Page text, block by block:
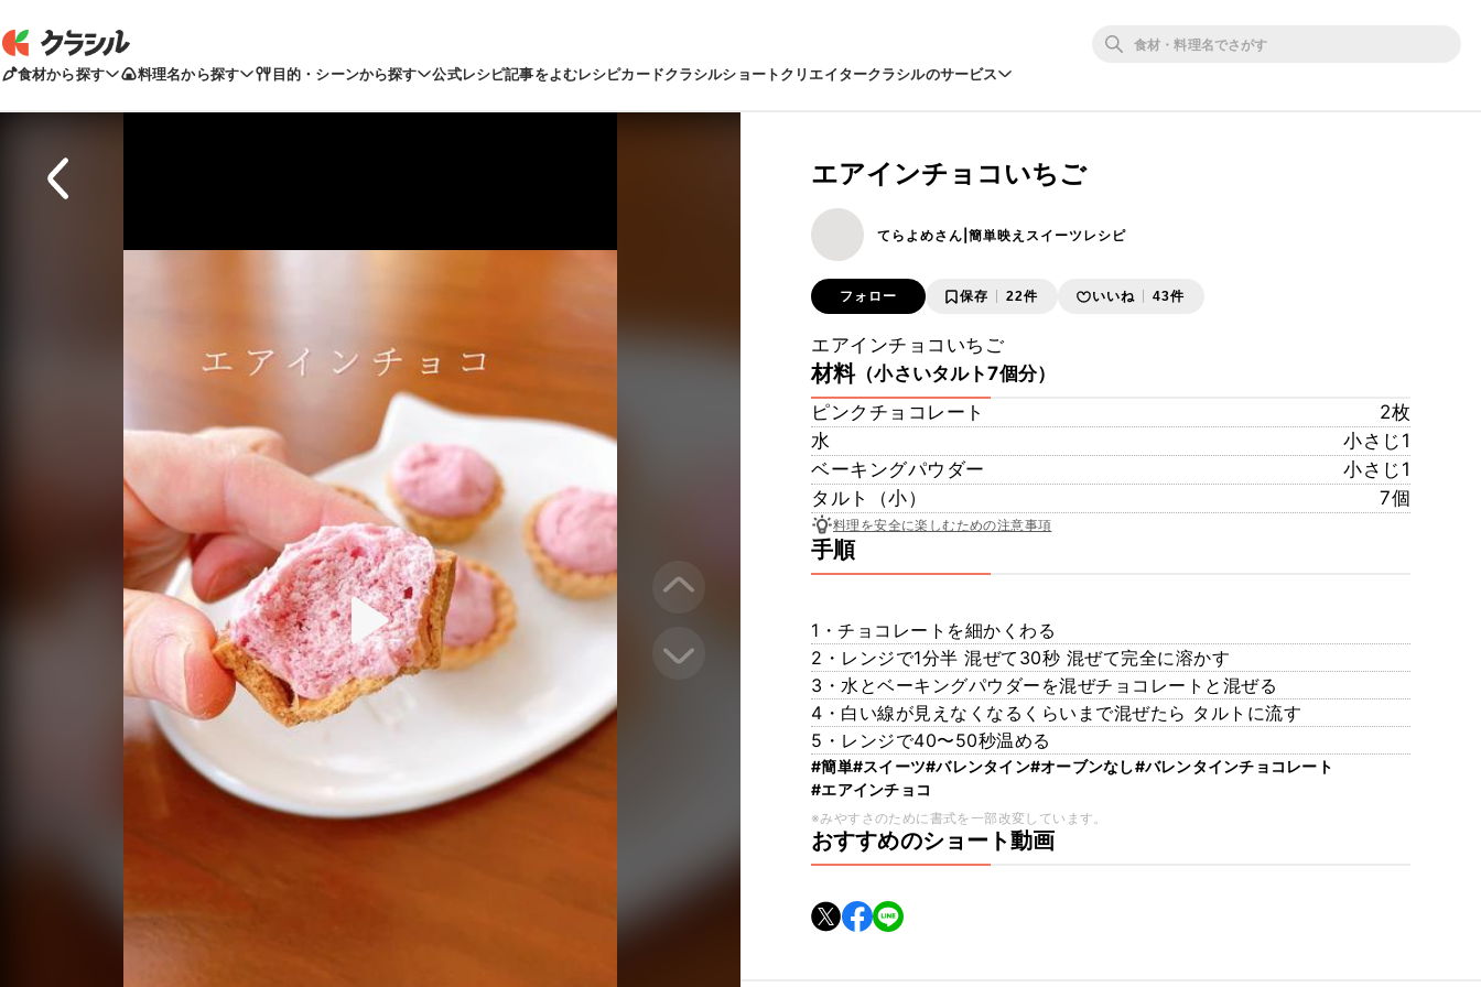
食材から探す 料理名から探す 目的・シーンから探す 公式レシピ記事をよむレシピカードクラシルショートクリエイタークラシルのサービス
エアインチョコいちご
てらよめさん|簡単映えスイーツレシピ
フォロー 保存 22件 いいね 43件
エアインチョコいちご
材料（小さいタルト7個分）
ピンクチョコレート
2枚
水
小さじ1
ベーキングパウダー
小さじ1
タルト（小）
7個
料理を安全に楽しむための注意事項
手順
1・チョコレートを細かくわる
2・レンジで1分半 混ぜて30秒 混ぜて完全に溶かす
3・水とベーキングパウダーを混ぜチョコレートと混ぜる
4・白い線が見えなくなるくらいまで混ぜたら タルトに流す
5・レンジで40〜50秒温める
#簡単#スイーツ#バレンタイン#オーブンなし#バレンタインチョコレート
#エアインチョコ
※みやすさのために書式を一部改変しています。
おすすめのショート動画